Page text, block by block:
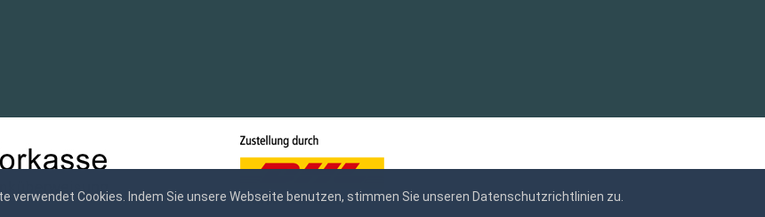
verwendet Cookies. Indem Sie unsere Webseite benutzen, stimmen Sie unseren Datenschutzrichtlinien zu.